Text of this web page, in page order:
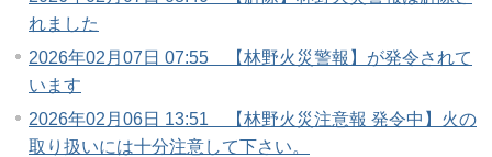
れました
2026年02月07日 07:55 【林野火災警報】が発令されて
います
2026年02月06日 13:51 【林野火災注意報 発令中】火の
取り扱いには十分注意して下さい。